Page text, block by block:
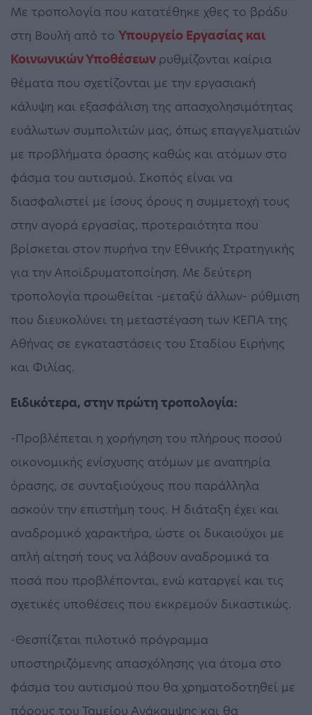
Με τροπολογία που κατατέθηκε χθες το βράδυ
στη Βουλή από το Υπουργείο Εργασίας και
Κοινωνικών Υποθέσεων ρυθμίζονται καίρια
θέματα που σχετίζονται με την εργασιακή
κάλυψη και εξασφάλιση της απασχολησιμότητας
ευάλωτων συμπολιτών μας, όπως επαγγελματιών
με προβλήματα όρασης καθώς και ατόμων στο
φάσμα του αυτισμού. Σκοπός είναι να
διασφαλιστεί με ίσους όρους η συμμετοχή τους
στην αγορά εργασίας, προτεραιότητα που
βρίσκεται στον πυρήνα την Εθνικής Στρατηγικής
για την Αποϊδρυματοποίηση. Με δεύτερη
τροπολογία προωθείται -μεταξύ άλλων- ρύθμιση
που διευκολύνει τη μεταστέγαση των ΚΕΠΑ της
Αθήνας σε εγκαταστάσεις του Σταδίου Ειρήνης
και Φιλίας.
Ειδικότερα, στην πρώτη τροπολογία:
-Προβλέπεται η χορήγηση του πλήρους ποσού
οικονομικής ενίσχυσης ατόμων με αναπηρία
όρασης, σε συνταξιούχους που παράλληλα
ασκούν την επιστήμη τους. Η διάταξη έχει και
αναδρομικό χαρακτήρα, ώστε οι δικαιούχοι με
απλή αίτησή τους να λάβουν αναδρομικά τα
ποσά που προβλέπονται, ενώ καταργεί και τις
σχετικές υποθέσεις που εκκρεμούν δικαστικώς.
-Θεσπίζεται πιλοτικό πρόγραμμα
υποστηριζόμενης απασχόλησης για άτομα στο
φάσμα του αυτισμού που θα χρηματοδοτηθεί με
πόρους του Ταμείου Ανάκαμψης και θα